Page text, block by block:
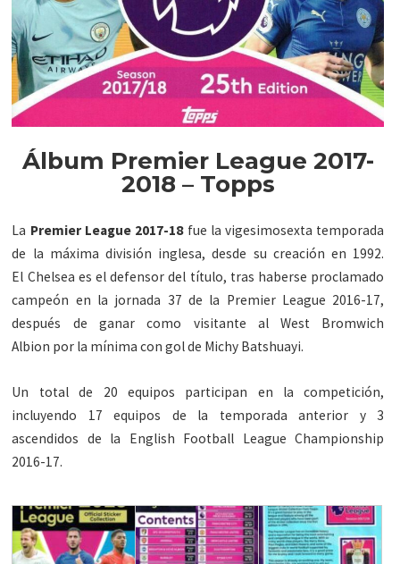
Álbum Premier League 2017-
2018 – Topps
La Premier League 2017-18fue la vigesimosexta temporada
de la máxima división inglesa, desde su creación en 1992.
El Chelsea es el defensor del título, tras haberse proclamado
campeón en la jornada 37 de la Premier League 2016-17,
después de ganar como visitante al West Bromwich
Albion por la mínima con gol de Michy Batshuayi.
Un total de 20 equipos participan en la competición,
incluyendo 17 equipos de la temporada anterior y 3
ascendidos de la English Football League Championship
2016-17.